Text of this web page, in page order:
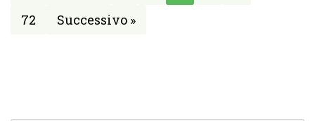
72
Successivo »